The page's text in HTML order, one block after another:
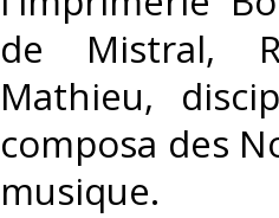
de Mistral,
Mathieu,
composa des
musique. ‎